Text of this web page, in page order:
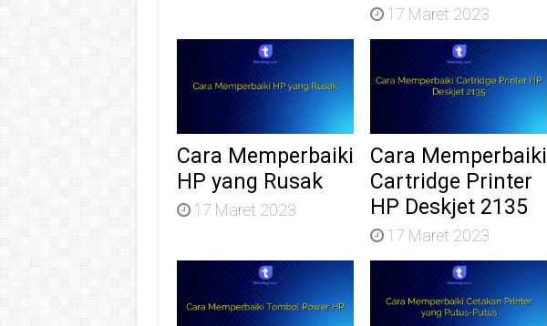
17 Maret 2023
Cara Memperbaiki
HP yang Rusak
17 Maret 2023
Cara Memperbaiki
Cartridge Printer
HP Deskjet 2135
17 Maret 2023